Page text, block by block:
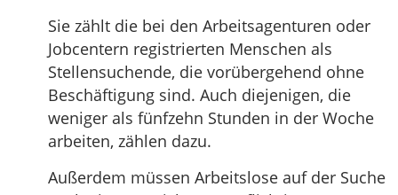
Sie zählt die bei den Arbeitsagenturen oder
Jobcentern registrierten Menschen als
Stellensuchende, die vorübergehend ohne
Beschäftigung sind. Auch diejenigen, die
weniger als fünfzehn Stunden in der Woche
arbeiten, zählen dazu.
Außerdem müssen Arbeitslose auf der Suche